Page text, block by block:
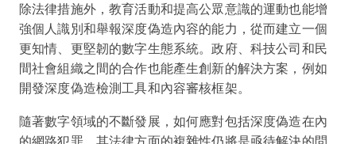
除法律措施外，教育活動和提高公眾意識的運動也能增
強個人識別和舉報深度偽造內容的能力，從而建立一個
更知情、更堅韌的數字生態系統。政府、科技公司和民
間社會組織之間的合作也能產生創新的解決方案，例如
開發深度偽造檢測工具和內容審核框架。
隨著數字領域的不斷發展，如何應對包括深度偽造在內
的網路犯罪，其法律方面的複雜性仍將是亟待解決的問